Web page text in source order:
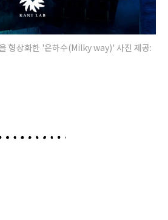
형상화한 '은하수(Milky way)' 사진 제공: